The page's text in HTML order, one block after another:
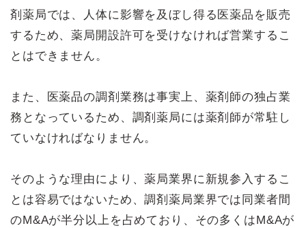
剤薬局では、人体に影響を及ぼし得る医薬品を販売
するため、薬局開設許可を受けなければ営業するこ
とはできません。
また、医薬品の調剤業務は事実上、薬剤師の独占業
務となっているため、調剤薬局には薬剤師が常駐し
ていなければなりません。
そのような理由により、薬局業界に新規参入するこ
とは容易ではないため、調剤薬局業界では同業者間
のM&Aが半分以上を占めており、その多くはM&Aが